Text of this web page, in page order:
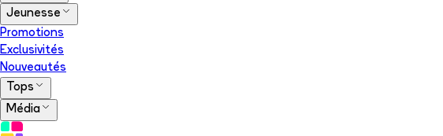
Jeunesse
Promotions
Exclusivités
Nouveautés
Tops
Média